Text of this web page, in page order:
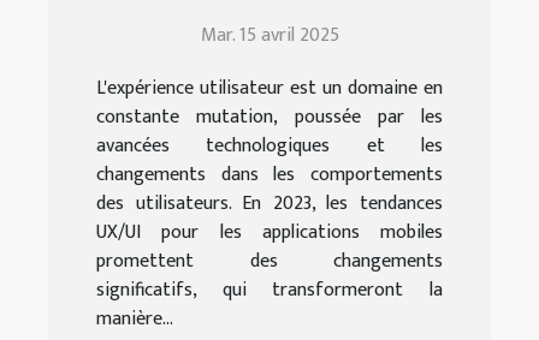
applications mobiles en
2023
Mar. 15 avril 2025
L'expérience utilisateur est un domaine en
constante mutation, poussée par les
avancées technologiques et les
changements dans les comportements
des utilisateurs. En 2023, les tendances
UX/UI pour les applications mobiles
promettent des changements
significatifs, qui transformeront la
manière...